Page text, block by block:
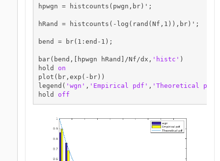
hpwgn = histcounts(pwgn,br)';
hRand = histcounts(-log(rand(Nf,1)),br)';
bend = br(1:end-1);
bar(bend,[hpwgn hRand]/Nf/dx, 'histc' )
hold on
plot(br,exp(-br))
legend( 'wgn' , 'Empirical pdf' , 'Theoretical pdf'
hold off